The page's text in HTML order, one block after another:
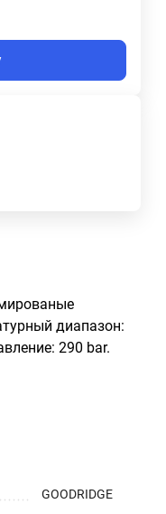
диапазон:
290 bar.
GOODRIDGE